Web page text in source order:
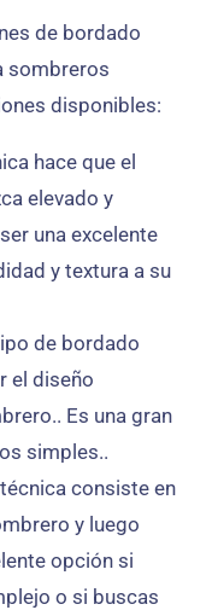
de bordado
sombreros
disponibles:
hace que el
elevado y
una excelente
y textura a su
de bordado
el diseño
Es una gran
simples..
consiste en
y luego
opción si
o si buscas